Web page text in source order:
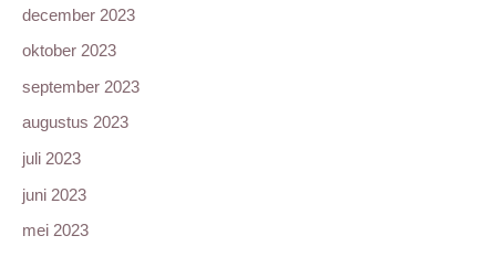
december 2023
oktober 2023
september 2023
augustus 2023
juli 2023
juni 2023
mei 2023